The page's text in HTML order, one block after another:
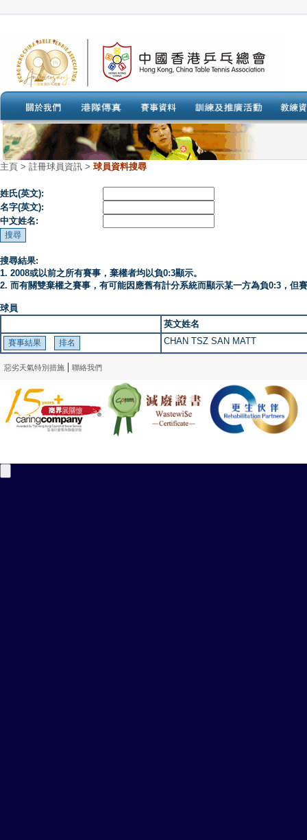
主頁 > 註冊球員資訊 > 球員資料搜尋
姓氏(英文):
名字(英文):
中文姓名:
搜尋結果:
1. 2008或以前之所有賽事，棄權者均以負0:3顯示。
2. 而有關雙棄權之賽事，有可能因應舊有計分系統而顯示某一方為負0:3，但
球員
英文姓名
CHAN TSZ SAN MATT